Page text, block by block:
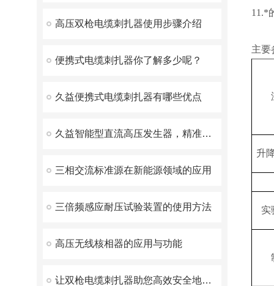
高压双枪电缆刺扎器使用步骤介绍
便携式电缆刺扎器你了解多少呢？
久益便携式电缆刺扎器有哪些优点
久益智能型直流高压发生器，精准高效的高压测试解决方案
三相交流标准源在新能源领域的应用
三倍频感应耐压试验装置的使用方法
高压无线核相器的应用与功能
让双枪电缆刺扎器助您高效安全地施工
11.*
主要
升
实